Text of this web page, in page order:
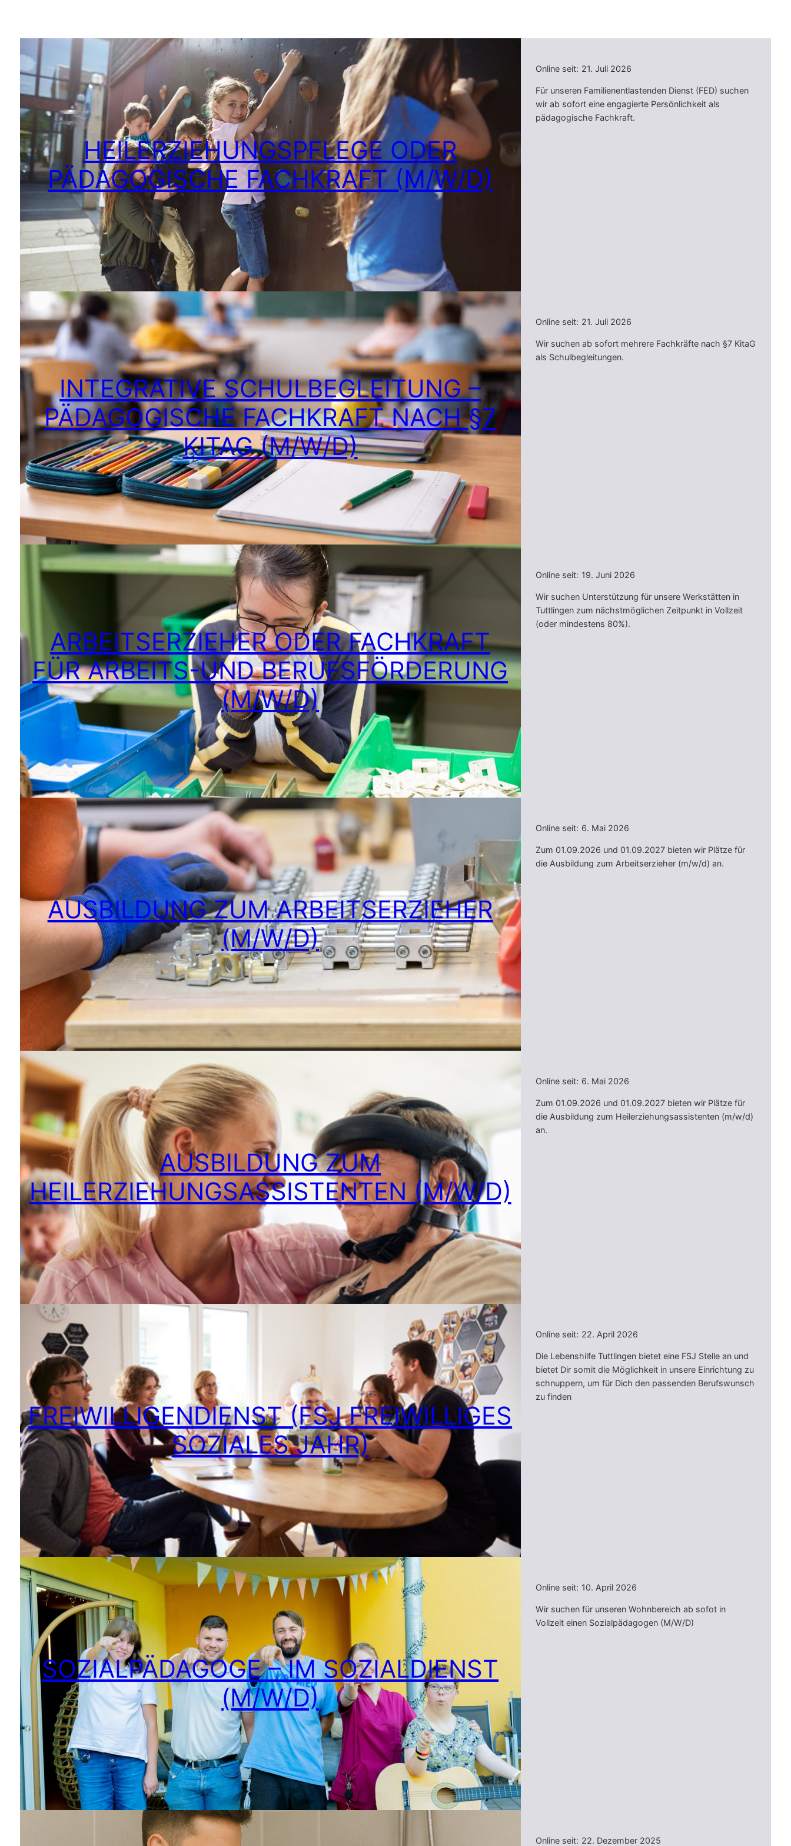
HEILERZIEHUNGSPFLEGE ODER
PÄDAGOGISCHE FACHKRAFT (M/W/D)
Online seit: 21. Juli 2026
Für unseren Familienentlastenden Dienst (FED) suchen
wir ab sofort eine engagierte Persönlichkeit als
pädagogische Fachkraft.
INTEGRATIVE SCHULBEGLEITUNG –
PÄDAGOGISCHE FACHKRAFT NACH §7
KITAG (M/W/D)
Online seit: 21. Juli 2026
Wir suchen ab sofort mehrere Fachkräfte nach §7 KitaG
als Schulbegleitungen.
ARBEITSERZIEHER ODER FACHKRAFT
FÜR ARBEITS-UND BERUFSFÖRDERUNG
(M/W/D)
Online seit: 19. Juni 2026
Wir suchen Unterstützung für unsere Werkstätten in
Tuttlingen zum nächstmöglichen Zeitpunkt in Vollzeit
(oder mindestens 80%).
AUSBILDUNG ZUM ARBEITSERZIEHER
(M/W/D)
Online seit: 6. Mai 2026
Zum 01.09.2026 und 01.09.2027 bieten wir Plätze für
die Ausbildung zum Arbeitserzieher (m/w/d) an.
AUSBILDUNG ZUM
HEILERZIEHUNGSASSISTENTEN (M/W/D)
Online seit: 6. Mai 2026
Zum 01.09.2026 und 01.09.2027 bieten wir Plätze für
die Ausbildung zum Heilerziehungsassistenten (m/w/d)
an.
FREIWILLIGENDIENST (FSJ FREIWILLIGES
SOZIALES JAHR)
Online seit: 22. April 2026
Die Lebenshilfe Tuttlingen bietet eine FSJ Stelle an und
bietet Dir somit die Möglichkeit in unsere Einrichtung zu
schnuppern, um für Dich den passenden Berufswunsch
zu finden
SOZIALPÄDAGOGE – IM SOZIALDIENST
(M/W/D)
Online seit: 10. April 2026
Wir suchen für unseren Wohnbereich ab sofot in
Vollzeit einen Sozialpädagogen (M/W/D)
Online seit: 22. Dezember 2025